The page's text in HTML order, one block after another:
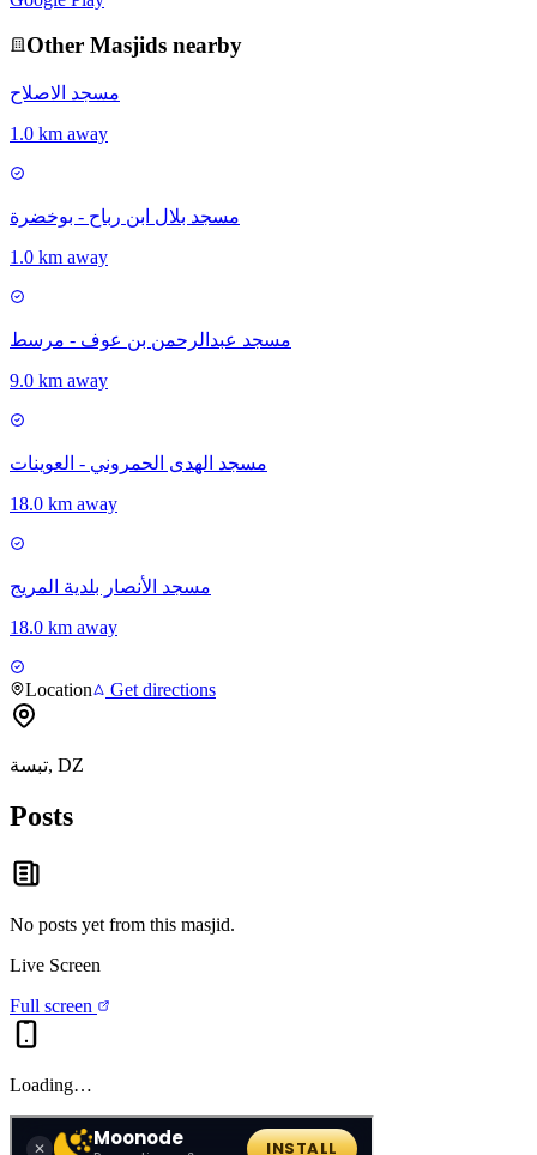
Other Masjids nearby
مسجد الاصلاح
1.0 km away
مسجد بلال ابن رباح - بوخضرة
1.0 km away
مسجد عبدالرحمن بن عوف - مرسط
9.0 km away
مسجد الهدى الحمروني - العوينات
18.0 km away
مسجد الأنصار بلدية المريج
18.0 km away
Location Get directions
تبسة, DZ
Posts
No posts yet from this masjid.
Live Screen
Full screen
Loading…